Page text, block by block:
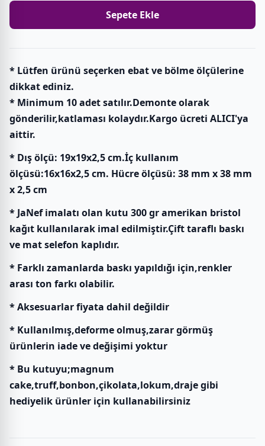
Sepete Ekle
* Lütfen ürünü seçerken ebat ve bölme ölçülerine
dikkat ediniz.
* Minimum 10 adet satılır.Demonte olarak
gönderilir,katlaması kolaydır.Kargo ücreti ALICI'ya
aittir.
* Dış ölçü: 19x19x2,5 cm.İç kullanım
ölçüsü:16x16x2,5 cm. Hücre ölçüsü: 38 mm x 38 mm
x 2,5 cm
* JaNef imalatı olan kutu 300 gr amerikan bristol
kağıt kullanılarak imal edilmiştir.Çift taraflı baskı
ve mat selefon kaplıdır.
* Farklı zamanlarda baskı yapıldığı için,renkler
arası ton farkı olabilir.
* Aksesuarlar fiyata dahil değildir
* Kullanılmış,deforme olmuş,zarar görmüş
ürünlerin iade ve değişimi yoktur
* Bu kutuyu;magnum
cake,truff,bonbon,çikolata,lokum,draje gibi
hediyelik ürünler için kullanabilirsiniz